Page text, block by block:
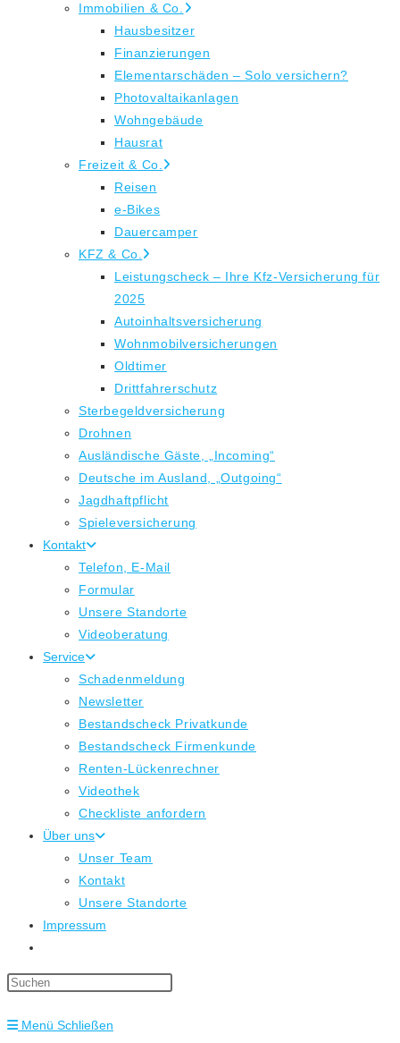
Immobilien & Co.
Hausbesitzer
Finanzierungen
Elementarschäden – Solo versichern?
Photovaltaikanlagen
Wohngebäude
Hausrat
Freizeit & Co.
Reisen
e-Bikes
Dauercamper
KFZ & Co.
Leistungscheck – Ihre Kfz-Versicherung für
2025
Autoinhaltsversicherung
Wohnmobilversicherungen
Oldtimer
Drittfahrerschutz
Sterbegeldversicherung
Drohnen
Ausländische Gäste, „Incoming“
Deutsche im Ausland, „Outgoing“
Jagdhaftpflicht
Spieleversicherung
Kontakt
Telefon, E-Mail
Formular
Unsere Standorte
Videoberatung
Service
Schadenmeldung
Newsletter
Bestandscheck Privatkunde
Bestandscheck Firmenkunde
Renten-Lückenrechner
Videothek
Checkliste anfordern
Über uns
Unser Team
Kontakt
Unsere Standorte
Impressum
umschalten
Menü Schließen